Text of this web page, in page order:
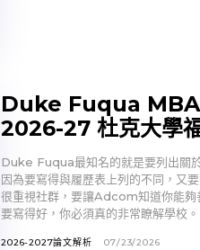
Duke Fuqua
2026-27 杜克大學
Duke Fuqua最知名的就是要列出關
因為要寫得與履歷表上列的不同，又
很重視社群，要讓Adcom知道你能夠
要寫得好，你必須真的非常瞭解學校。
2026-2027論文解析 07/23/2026